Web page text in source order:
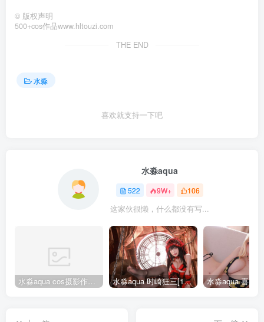
© 版权声明
500+cos作品www.hltouzi.com
THE END
水淼
喜欢就支持一下吧
水淼aqua
522 9W+ 106
这家伙很懒，什么都没有写...
水淼aqua cos摄影作品合集155套 水淼aqua 时崎狂三[109P-128MB]